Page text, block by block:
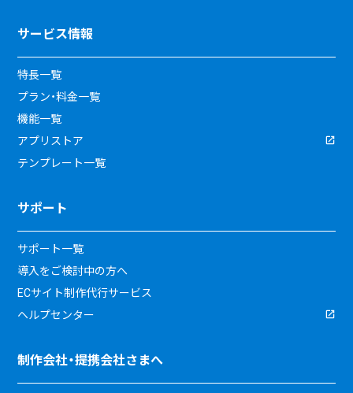
サービス情報
特長一覧
プラン・料金一覧
機能一覧
アプリストア
テンプレート一覧
サポート
サポート一覧
導入をご検討中の方へ
ECサイト制作代行サービス
ヘルプセンター
制作会社・提携会社さまへ